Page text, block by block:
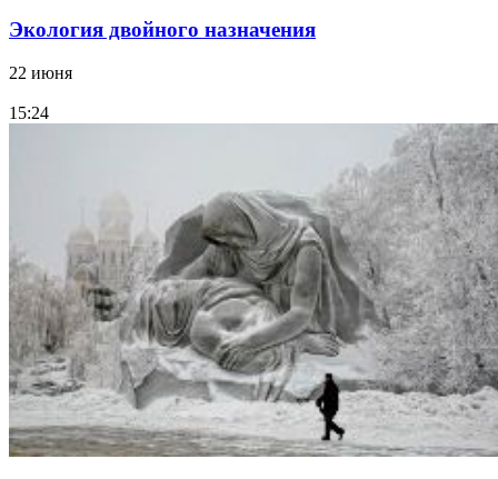
Экология двойного назначения
22 июня
15:24